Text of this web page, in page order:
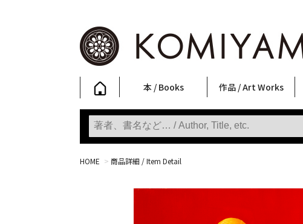
本 / Books
写真集
Photobooks
ファッション
Fashion
アート / 美術
Art
文学・人文
Literature & Humanities
日本文化
Japanese Culture
新刊
New Books
SALE
SALE
作品 / Art Works
フォトグラフィー
Photography
ポスター
Posters
ストリートアート
Street Art
立体・その他
Sculptures / etc
アートワークス
Art Works
Primary Artworks
KOMIYAMA TOKYO ART LABEL
版画
Prints
HOME > 商品詳細 / Item Detail